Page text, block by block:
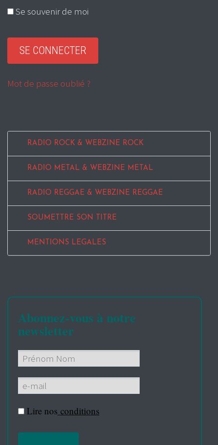
Se souvenir de moi
Mot de passe oublié ?
RADIO ROCK & WEBZINE ROCK
RADIO METAL & WEBZINE METAL
RADIO REGGAE & WEBZINE REGGAE
SOUMETTRE SON TITRE
MENTIONS LEGALES
Abonnez-vous à notre
newsletter
Lire nos conditions